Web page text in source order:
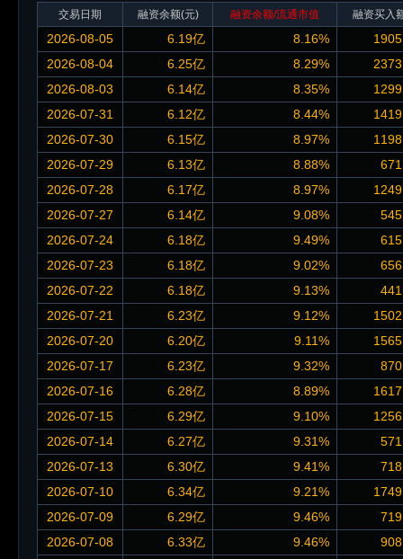
交易日期 融资余额(元) 融资余额/流通市值 融资买入
2026-08-05 6.19亿 8.16%
2026-08-04
6.25亿 8.29%
2026-08-03
6.14亿 8.35%
2026-07-31
6.12亿 8.44%
2026-07-30
6.15亿 8.97%
2026-07-29
6.13亿 8.88%
2026-07-28
6.17亿 8.97%
2026-07-27
6.14亿 9.08%
2026-07-24
6.18亿 9.49%
2026-07-23
6.18亿 9.02%
2026-07-22
6.18亿 9.13%
2026-07-21
6.23亿 9.12%
2026-07-20
6.20亿 9.11%
2026-07-17
6.23亿 9.32%
2026-07-16
6.28亿 8.89%
2026-07-15
6.29亿 9.10%
2026-07-14
6.27亿 9.31%
2026-07-13
6.30亿 9.41%
2026-07-10
6.34亿 9.21%
2026-07-09
6.29亿 9.46%
2026-07-08
6.33亿 9.46%